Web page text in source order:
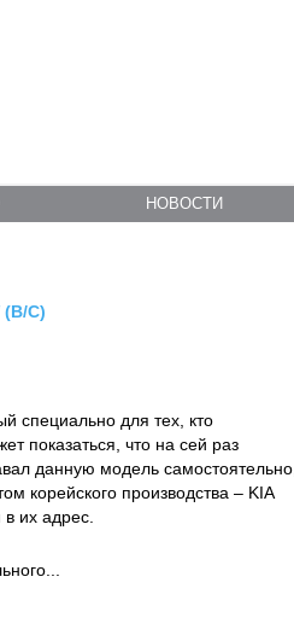
НОВОСТИ
C)
специально для тех, кто
показаться, что на сей раз
данную модель самостоятельно,
корейского производства – KIA
их адрес.